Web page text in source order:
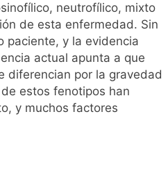
neutrofílico, mixto
de esta enfermedad. Sin
paciente, y la evidencia
actual apunta a que
diferencian por la gravedad
estos fenotipos han
y muchos factores